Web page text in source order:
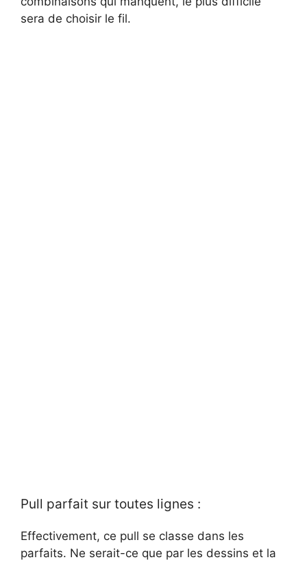
sera de choisir le fil.
Pull parfait sur toutes lignes :
Effectivement, ce pull se classe dans les
parfaits. Ne serait-ce que par les dessins et la